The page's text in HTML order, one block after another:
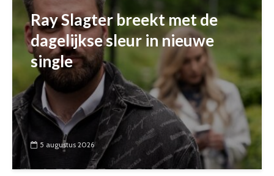
Ray Slagter breekt met de
dagelijkse sleur in nieuwe
single
5 augustus 2026